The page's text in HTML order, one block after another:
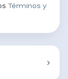
Términos y